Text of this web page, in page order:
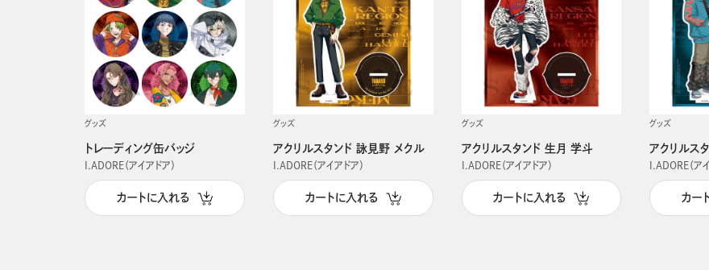
グッズ
トレーディング缶バッジ
I.ADORE（アイアドア）
カートに入れる
グッズ
アクリルスタンド 詠見野 メクル
I.ADORE（アイアドア）
カートに入れる
グッズ
アクリルスタンド 生月 学斗
I.ADORE（アイアドア）
カートに入れる
グッズ
アクリルス
I.ADORE（ア
カー